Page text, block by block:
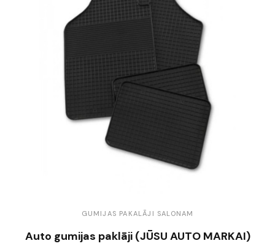
GUMIJAS PAKALĀJI SALONAM
Auto gumijas paklāji (JŪSU AUTO MARKAI)